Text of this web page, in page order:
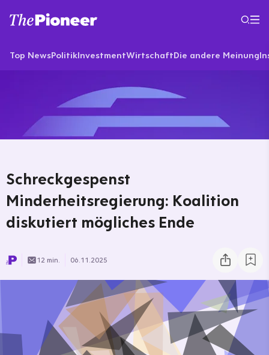
Top NewsPolitikInvestmentWirtschaftDie andere Meinung
Schreckgespenst
Minderheitsregierung: Koalition
diskutiert mögliches Ende
12 min. 06.11.2025